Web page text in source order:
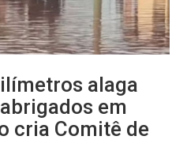
alaga
em
cria Comitê de